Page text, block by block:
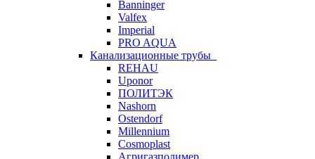
Banninger
Valfex
Imperial
PRO AQUA
Канализационные трубы
REHAU
Uponor
ПОЛИТЭК
Nashorn
Ostendorf
Millennium
Cosmoplast
Агригазполимер